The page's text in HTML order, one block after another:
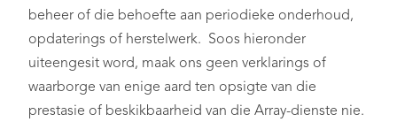
beheer of die behoefte aan periodieke onderhoud,
opdaterings of herstelwerk. Soos hieronder
uiteengesit word, maak ons geen verklarings of
waarborge van enige aard ten opsigte van die
prestasie of beskikbaarheid van die Array-dienste nie.